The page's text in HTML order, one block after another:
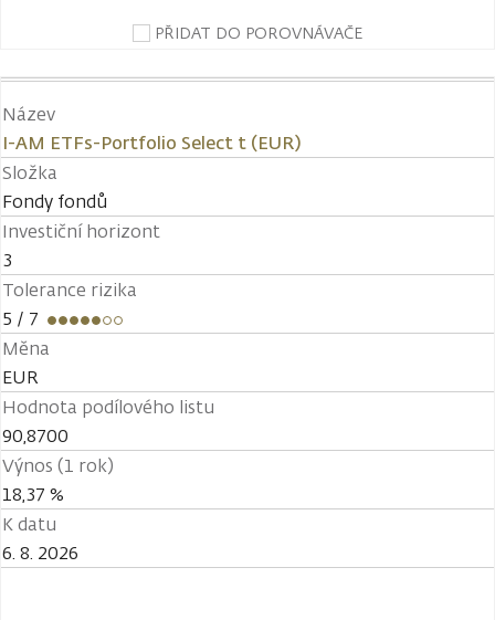
PŘIDAT DO POROVNÁVAČE
Název
I-AM ETFs-Portfolio Select t (EUR)
Složka
Fondy fondů
Investiční horizont
3
Tolerance rizika
5 / 7
Měna
EUR
Hodnota podílového listu
90,8700
Výnos (1 rok)
18,37 %
K datu
6. 8. 2026